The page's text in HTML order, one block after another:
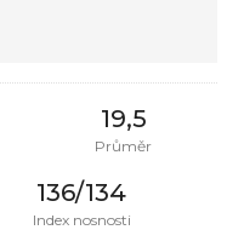
19,5
Průměr
136/134
Index nosnosti